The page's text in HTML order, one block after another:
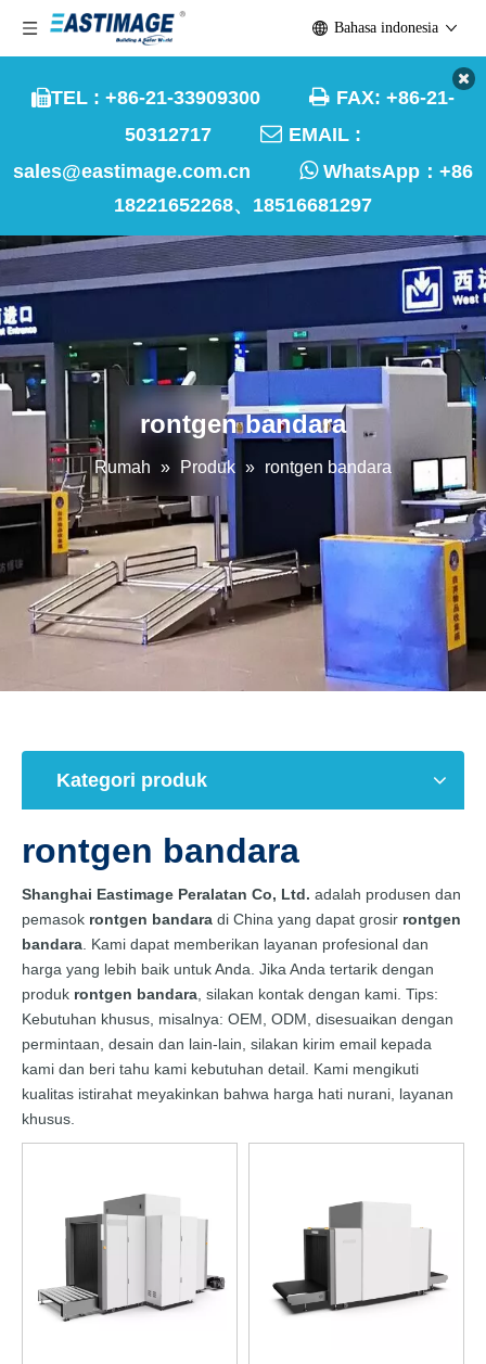
TEL : +86-21-33909300  FAX: +86-21-
50312717  EMAIL :
sales@eastimage.com.cn
WhatsApp： +86
18221652268、18516681297
Bahasa indonesia
rontgen bandara
Rumah » Produk » rontgen bandara
Kategori produk
rontgen bandara
Shanghai Eastimage Peralatan Co, Ltd. adalah produsen dan
pemasok rontgen bandara di China yang dapat grosir rontgen
bandara . Kami dapat memberikan layanan profesional dan
harga yang lebih baik untuk Anda. Jika Anda tertarik dengan
produk rontgen bandara , silakan kontak dengan kami. Tips:
Kebutuhan khusus, misalnya: OEM, ODM, disesuaikan dengan
permintaan, desain dan lain-lain, silakan kirim email kepada
kami dan beri tahu kami kebutuhan detail. Kami mengikuti
kualitas istirahat meyakinkan bahwa harga hati nurani, layanan
khusus.